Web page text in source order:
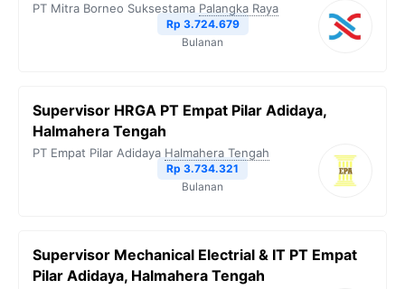
PT Mitra Borneo Suksestama Palangka Raya
Rp 3.724.679
Bulanan
Supervisor HRGA PT Empat Pilar Adidaya,
Halmahera Tengah
PT Empat Pilar Adidaya Halmahera Tengah
Rp 3.734.321
Bulanan
Supervisor Mechanical Electrial & IT PT Empat
Pilar Adidaya, Halmahera Tengah